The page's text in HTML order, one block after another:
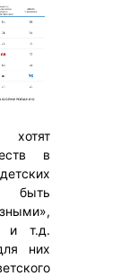
хотят
в
быть
и т.д.
них